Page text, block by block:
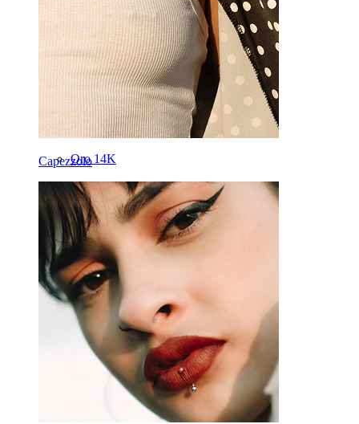
Capezzolo
Industrial
Dermal
Helix
Orecchio
Septum
Oro 14K
Fake piercing
Labret
Lingua
Naso
Tragus
Barbell
Rook
Ferri di cavallo